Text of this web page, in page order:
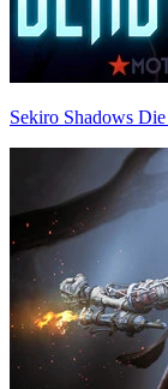
Sekiro Shadows